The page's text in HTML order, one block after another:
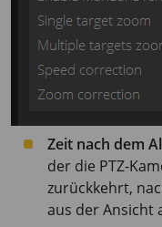
Zeit nach dem
der die PTZ-
zurückkehrt,
aus der Ansicht